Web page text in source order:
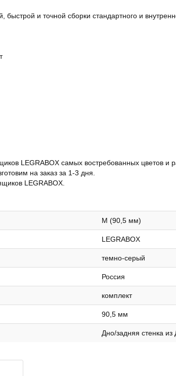
и точной сборки стандартного и
LEGRABOX самых востребованных цветов и
на заказ за 1-3 дня.
LEGRABOX.
M (90,5 мм)
LEGRABOX
темно-серый
Россия
комплект
90,5 мм
Дно/задняя стенка